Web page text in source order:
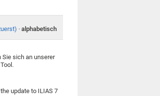
· alphabetisch
Sie sich an unserer
update to ILIAS 7